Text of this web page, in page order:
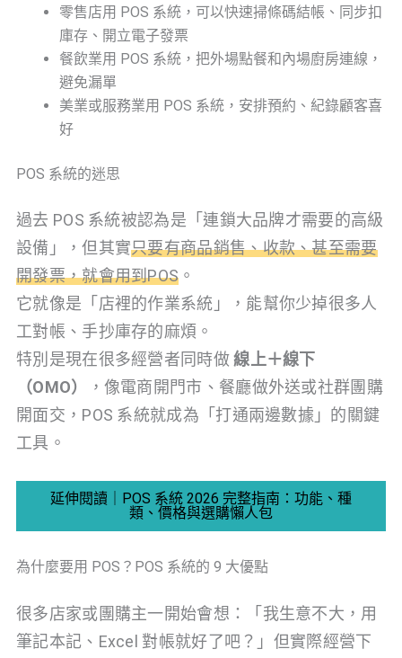
零售店用 POS 系統，可以快速掃條碼結帳、同步扣
庫存、開立電子發票
餐飲業用 POS 系統，把外場點餐和內場廚房連線，
避免漏單
美業或服務業用 POS 系統，安排預約、紀錄顧客喜
好
POS 系統的迷思
過去 POS 系統被認為是「連鎖大品牌才需要的高級
設備」，但其實只要有商品銷售、收款、甚至需要
開發票，就會用到POS 。
它就像是「店裡的作業系統」，能幫你少掉很多人
工對帳、手抄庫存的麻煩。
特別是現在很多經營者同時做線上＋線下
（OMO）
，像電商開門市、餐廳做外送或社群團購
開面交，POS 系統就成為「打通兩邊數據」的關鍵
工具。
延伸閱讀｜POS 系統 2026 完整指南：功能、種
類、價格與選購懶人包
為什麼要用 POS？POS 系統的 9 大優點
很多店家或團購主一開始會想：「我生意不大，用
筆記本記、Excel 對帳就好了吧？」但實際經營下